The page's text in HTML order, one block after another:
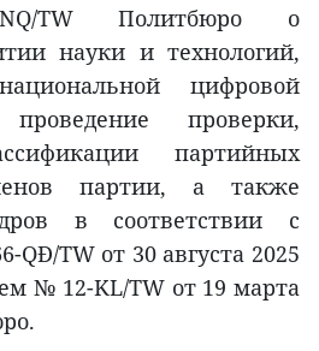
TW Политбюро о
науки и технологий,
цифровой
проведение проверки,
партийных
партии, а также
в соответствии с
TW от 30 августа 2025
№ 12-KL/TW от 19 марта